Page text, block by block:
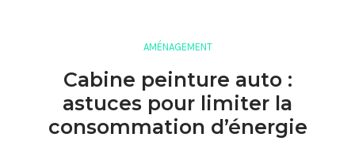
AMÉNAGEMENT
Cabine peinture auto :
astuces pour limiter la
consommation d’énergie